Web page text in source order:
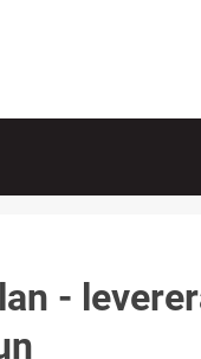
-